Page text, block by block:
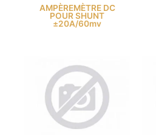
AMPÈREMÈTRE DC
POUR SHUNT
±20A/60mv